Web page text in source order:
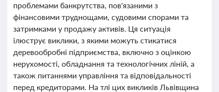
проблемами банкрутства, пов'язаними з
фінансовими труднощами, судовими спорами та
затримками у продажу активів. Ця ситуація
ілюструє виклики, з якими можуть стикатися
деревообробні підприємства, включно з оцінкою
нерухомості, обладнання та технологічних ліній, а
також питаннями управління та відповідальності
перед кредиторами. На тлі цих викликів Львівщина